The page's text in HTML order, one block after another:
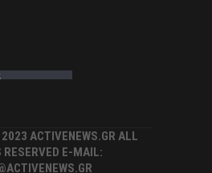
ACTIVENEWS.GR ALL
RESERVED E-MAIL: